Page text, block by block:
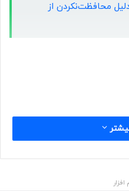
محافظت‌نکردن از
افزار